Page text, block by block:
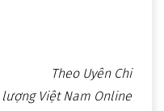
Theo Uyên Chi
lượng Việt Nam Online